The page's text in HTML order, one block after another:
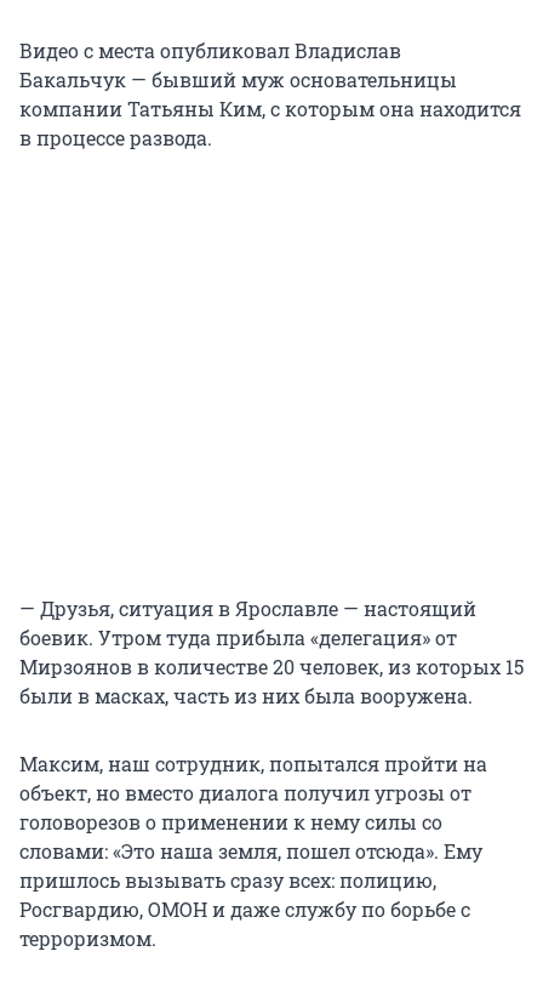
Видео с места опубликовал Владислав
Бакальчук — бывший муж основательницы
компании Татьяны Ким, с которым она находится
в процессе развода.
— Друзья, ситуация в Ярославле — настоящий
боевик. Утром туда прибыла «делегация» от
Мирзоянов в количестве 20 человек, из которых 15
были в масках, часть из них была вооружена.
Максим, наш сотрудник, попытался пройти на
объект, но вместо диалога получил угрозы от
головорезов о применении к нему силы со
словами: «Это наша земля, пошел отсюда». Ему
пришлось вызывать сразу всех: полицию,
Росгвардию, ОМОН и даже службу по борьбе с
терроризмом.